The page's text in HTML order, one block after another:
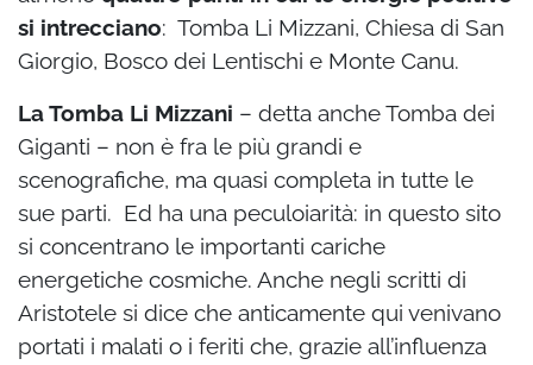
si intrecciano: Tomba Li Mizzani, Chiesa di San
Giorgio, Bosco dei Lentischi e Monte Canu.
La Tomba Li Mizzani – detta anche Tomba dei
Giganti – non è fra le più grandi e
scenografiche, ma quasi completa in tutte le
sue parti. Ed ha una peculoiarità: in questo sito
si concentrano le importanti cariche
energetiche cosmiche. Anche negli scritti di
Aristotele si dice che anticamente qui venivano
portati i malati o i feriti che, grazie all’influenza